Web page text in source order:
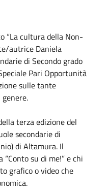
“La cultura della Non-
autrice Daniela
di Secondo grado
Pari Opportunità
sulle tante
terza edizione del
secondarie di
di Altamura. Il
su di me!” e chi
grafico o video che